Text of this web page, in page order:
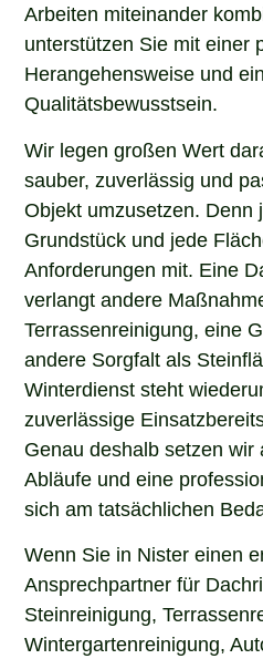
Arbeiten miteinander
unterstützen Sie mit einer
Herangehensweise und
Qualitätsbewusstsein.
Wir legen großen Wert
sauber, zuverlässig und
Objekt umzusetzen. Denn
Grundstück und jede
Anforderungen mit. Eine
verlangt andere
Terrassenreinigung, eine
andere Sorgfalt als
Winterdienst steht
zuverlässige
Genau deshalb setzen wir
Abläufe und eine
sich am tatsächlichen
Wenn Sie in Nister einen
Ansprechpartner für
Steinreinigung,
Wintergartenreinigung,